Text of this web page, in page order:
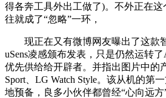
得各奔工具外出工做了)。不外正在
往就成了“忽略”一环，
现正在又有微博网友曝出了这款
uSens凌感颁布发表，只是仍然运转了
优先供给给开辟者。并指出图片中的
Sport、LG Watch Style。该从机的第
地预备，良多小伙伴都曾经“心向远